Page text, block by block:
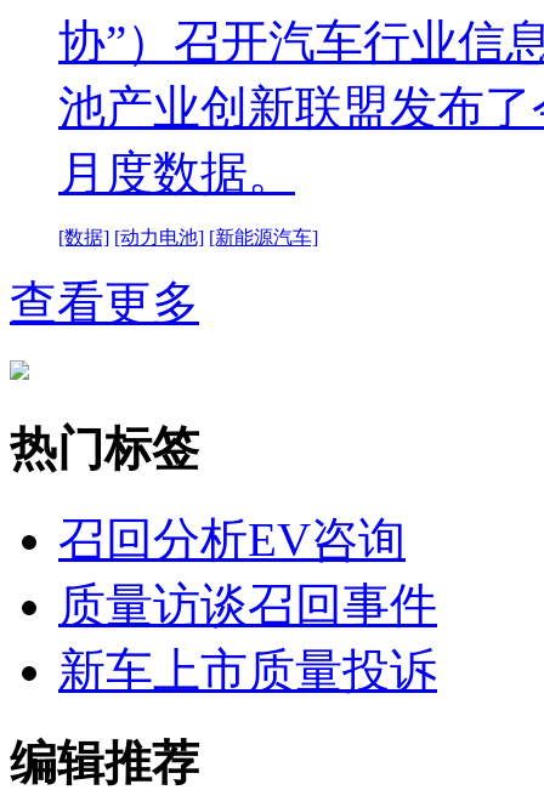
协”）召开汽车行业信
池产业创新联盟发布
月度数据。
[数据] [动力电池] [新能源汽车]
查看更多
热门标签
召回分析EV咨询
质量访谈召回事件
新车上市质量投诉
编辑推荐